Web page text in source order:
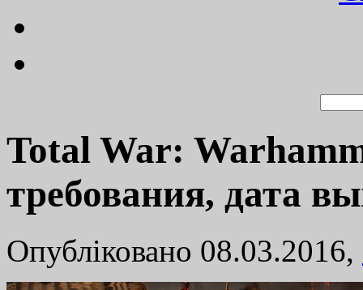
Total War:
требования, дата
Опубліковано 08.03.2016,